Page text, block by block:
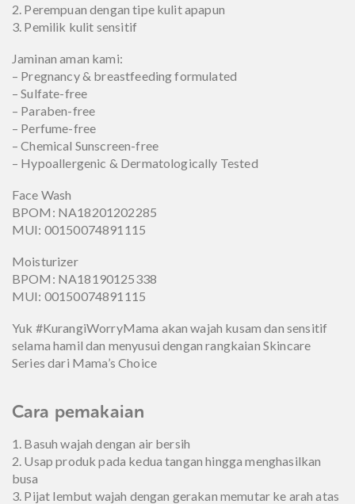
2. Perempuan dengan tipe kulit apapun
3. Pemilik kulit sensitif
Jaminan aman kami:
– Pregnancy & breastfeeding formulated
– Sulfate-free
– Paraben-free
– Perfume-free
– Chemical Sunscreen-free
– Hypoallergenic & Dermatologically Tested
Face Wash
BPOM: NA18201202285
MUI: 00150074891115
Moisturizer
BPOM: NA18190125338
MUI: 00150074891115
Yuk #KurangiWorryMama akan wajah kusam dan sensitif
selama hamil dan menyusui dengan rangkaian Skincare
Series dari Mama’s Choice
Cara pemakaian
1. Basuh wajah dengan air bersih
2. Usap produk pada kedua tangan hingga menghasilkan
busa
3. Pijat lembut wajah dengan gerakan memutar ke arah atas